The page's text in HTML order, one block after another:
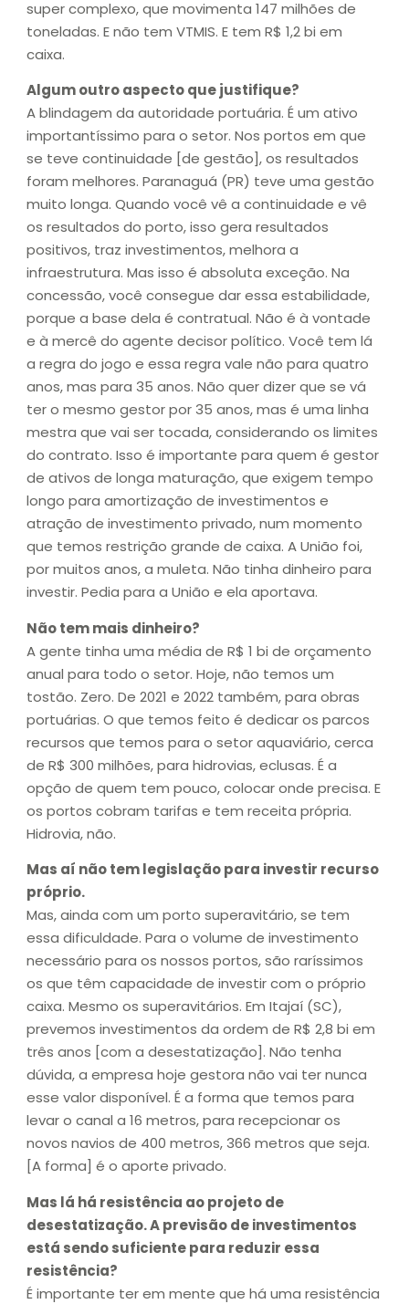
super complexo, que movimenta 147 milhões de
toneladas. E não tem VTMIS. E tem R$ 1,2 bi em
caixa.
Algum outro aspecto que justifique?
A blindagem da autoridade portuária. É um ativo
importantíssimo para o setor. Nos portos em que
se teve continuidade [de gestão], os resultados
foram melhores. Paranaguá (PR) teve uma gestão
muito longa. Quando você vê a continuidade e vê
os resultados do porto, isso gera resultados
positivos, traz investimentos, melhora a
infraestrutura. Mas isso é absoluta exceção. Na
concessão, você consegue dar essa estabilidade,
porque a base dela é contratual. Não é à vontade
e à mercê do agente decisor político. Você tem lá
a regra do jogo e essa regra vale não para quatro
anos, mas para 35 anos. Não quer dizer que se vá
ter o mesmo gestor por 35 anos, mas é uma linha
mestra que vai ser tocada, considerando os limites
do contrato. Isso é importante para quem é gestor
de ativos de longa maturação, que exigem tempo
longo para amortização de investimentos e
atração de investimento privado, num momento
que temos restrição grande de caixa. A União foi,
por muitos anos, a muleta. Não tinha dinheiro para
investir. Pedia para a União e ela aportava.
Não tem mais dinheiro?
A gente tinha uma média de R$ 1 bi de orçamento
anual para todo o setor. Hoje, não temos um
tostão. Zero. De 2021 e 2022 também, para obras
portuárias. O que temos feito é dedicar os parcos
recursos que temos para o setor aquaviário, cerca
de R$ 300 milhões, para hidrovias, eclusas. É a
opção de quem tem pouco, colocar onde precisa. E
os portos cobram tarifas e tem receita própria.
Hidrovia, não.
Mas aí não tem legislação para investir recurso
próprio.
Mas, ainda com um porto superavitário, se tem
essa dificuldade. Para o volume de investimento
necessário para os nossos portos, são raríssimos
os que têm capacidade de investir com o próprio
caixa. Mesmo os superavitários. Em Itajaí (SC),
prevemos investimentos da ordem de R$ 2,8 bi em
três anos [com a desestatização]. Não tenha
dúvida, a empresa hoje gestora não vai ter nunca
esse valor disponível. É a forma que temos para
levar o canal a 16 metros, para recepcionar os
novos navios de 400 metros, 366 metros que seja.
[A forma] é o aporte privado.
Mas lá há resistência ao projeto de
desestatização. A previsão de investimentos
está sendo suficiente para reduzir essa
resistência?
É importante ter em mente que há uma resistência